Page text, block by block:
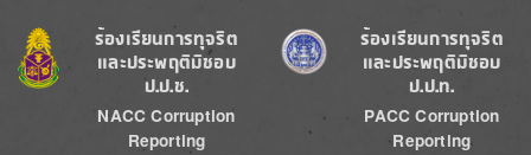
Image
ร้องเรียนการทุจริต
และประพฤติมิชอบ
ป.ป.ช.
NACC Corruption
Reporting
Image
ร้องเรียนการทุจริต
และประพฤติมิชอบ
ป.ป.ท.
PACC Corruption
Reporting